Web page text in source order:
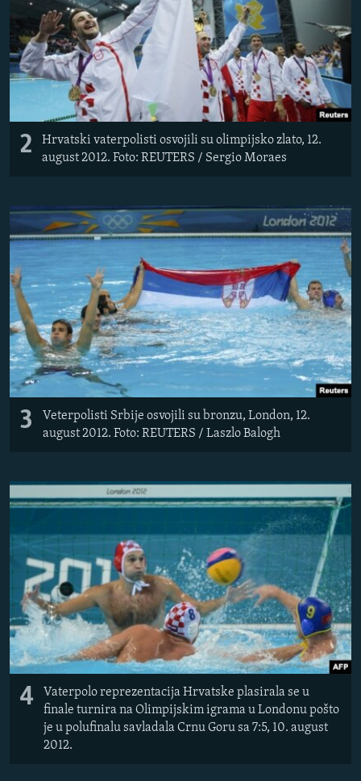
2
Hrvatski vaterpolisti osvojili su olimpijsko zlato, 12.
august 2012. Foto: REUTERS / Sergio Moraes
3
Veterpolisti Srbije osvojili su bronzu, London, 12.
august 2012. Foto: REUTERS / Laszlo Balogh
4
Vaterpolo reprezentacija Hrvatske plasirala se u
finale turnira na Olimpijskim igrama u Londonu pošto
je u polufinalu savladala Crnu Goru sa 7:5, 10. august
2012.